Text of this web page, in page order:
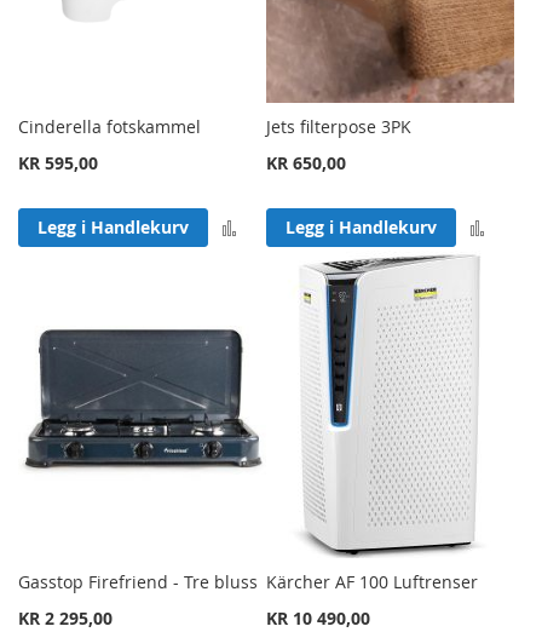
Cinderella fotskammel
KR 595,00
Legg i Handlekurv Legg til sammenligning
Jets filterpose 3PK
KR 650,00
Legg i Handlekurv
Gasstop Firefriend - Tre bluss
KR 2 295,00
Kärcher AF 100 Luftrenser
KR 10 490,00